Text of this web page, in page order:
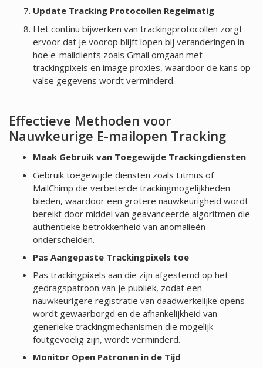
Update Tracking Protocollen Regelmatig
Het continu bijwerken van trackingprotocollen zorgt
ervoor dat je voorop blijft lopen bij veranderingen in
hoe e-mailclients zoals Gmail omgaan met
trackingpixels en image proxies, waardoor de kans op
valse gegevens wordt verminderd.
Effectieve Methoden voor
Nauwkeurige E-mailopen Tracking
Maak Gebruik van Toegewijde Trackingdiensten
Gebruik toegewijde diensten zoals Litmus of
MailChimp die verbeterde trackingmogelijkheden
bieden, waardoor een grotere nauwkeurigheid wordt
bereikt door middel van geavanceerde algoritmen die
authentieke betrokkenheid van anomalieën
onderscheiden.
Pas Aangepaste Trackingpixels toe
Pas trackingpixels aan die zijn afgestemd op het
gedragspatroon van je publiek, zodat een
nauwkeurigere registratie van daadwerkelijke opens
wordt gewaarborgd en de afhankelijkheid van
generieke trackingmechanismen die mogelijk
foutgevoelig zijn, wordt verminderd.
Monitor Open Patronen in de Tijd